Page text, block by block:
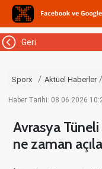
Geri
Sporx Aktüel Haberler
Haber Tarihi: 08.06.2026
Avrasya Tüneli
ne zaman